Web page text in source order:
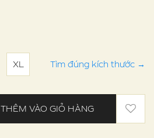
XL Tìm đúng kích thước →
THÊM VÀO GIỎ HÀNG